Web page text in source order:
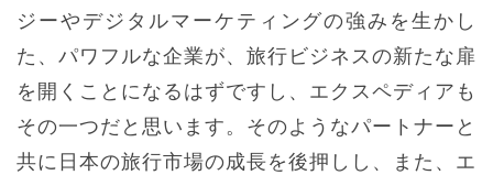
ジーやデジタルマーケティングの強みを生かし
た、パワフルな企業が、旅行ビジネスの新たな扉
を開くことになるはずですし、エクスペディアも
その一つだと思います。そのようなパートナーと
共に日本の旅行市場の成長を後押しし、また、エ